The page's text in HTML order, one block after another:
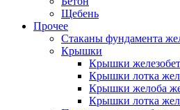
Щебень
Прочее
Стаканы фундамента
Крышки
Крышки
Крышки лотка
Крышки желоба
Крышки лотка